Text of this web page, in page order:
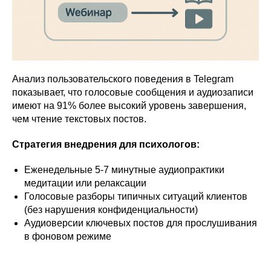
Анализ пользовательского поведения в Telegram
показывает, что голосовые сообщения и аудиозаписи
имеют на 91% более высокий уровень завершения,
чем чтение текстовых постов.
Стратегия внедрения для психологов:
Еженедельные 5-7 минутные аудиопрактики
медитации или релаксации
Голосовые разборы типичных ситуаций клиентов
(без нарушения конфиденциальности)
Аудиоверсии ключевых постов для прослушивания
в фоновом режиме